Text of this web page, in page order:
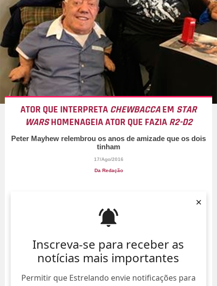
Inscreva-se para receber as
notícias mais importantes
Permitir que Estrelando envie notificações para
×
ATOR QUE INTERPRETACHEWBACCAEM STAR
WARSHOMENAGEIA ATOR QUE FAZIAR2-D2
Peter Mayhew relembrou os anos de amizade que os dois
tinham
17/Ago/2016
Da Redação